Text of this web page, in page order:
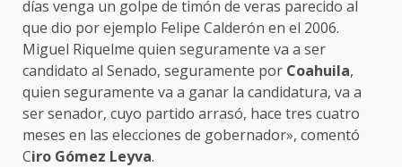
días venga un golpe de timón de veras parecido al
que dio por ejemplo Felipe Calderón en el 2006.
Miguel Riquelme quien seguramente va a ser
candidato al Senado, seguramente por Coahuila,
quien seguramente va a ganar la candidatura, va a
ser senador, cuyo partido arrasó, hace tres cuatro
meses en las elecciones de gobernador», comentó
Ciro Gómez Leyva.